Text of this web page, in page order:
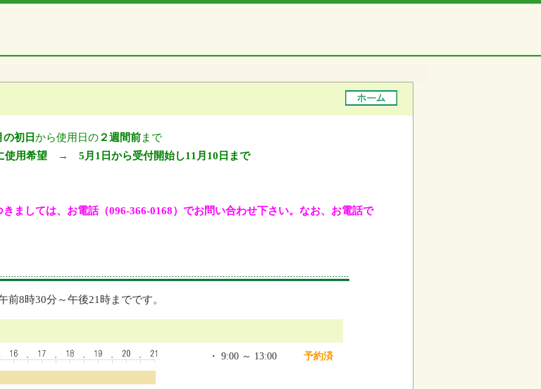
の初日から使用日の ２週間前まで
に使用希望 → 5月1日から受付開始し11月10日まで
ましては、お電話（096-366-0168）でお問い合わせ下さい。なお、お電話で
8時30分～午後21時までです。
・ 9:00 ～ 13:00 予約済